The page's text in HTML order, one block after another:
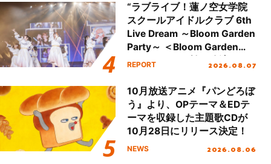
“ラブライブ！蓮ノ空女学院
スクールアイドルクラブ 6th
Live Dream ～Bloom Garden
Party～ ＜Bloom Garden
Party Stage／埼玉公演＞”
REPORT 2026.08.07
10月放送アニメ『パンどろぼ
う』より、OPテーマ＆EDテ
ーマを収録した主題歌CDが
10月28日にリリース決定！
NEWS 2026.08.06